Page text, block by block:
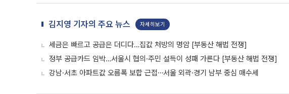
김지영 기자의 주요 뉴스 자세히보기
세금은 빠르고 공급은 더디다…집값 처방의 명암 [부동산 해법 전쟁]
정부 공급카드 임박…서울시 협의·주민 설득이 성패 가른다 [부동산 해법 전쟁]
강남·서초 아파트값 오름폭 보합 근접⋯서울 외곽·경기 남부 중심 매수세